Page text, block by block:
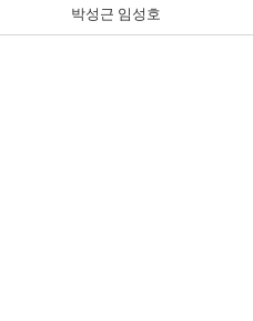
박성근 임성호